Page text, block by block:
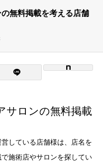
無料掲載を考える店舗
サロンの無料掲載
している店舗様は、店名を
施術店やサロンを探してい